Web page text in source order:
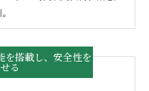
を搭載し、安全性を
る